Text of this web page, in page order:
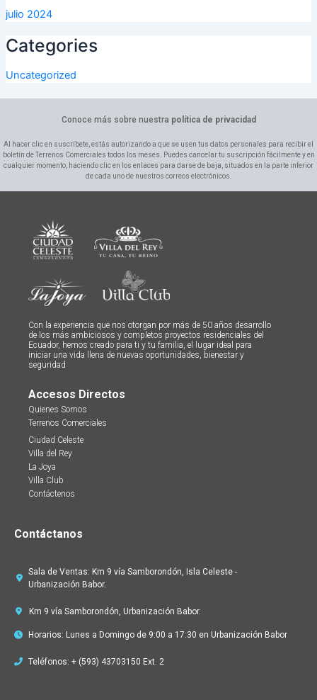
julio 2024
Categories
Uncategorized
Conoce más sobre nuestra política de privacidad
Al hacer clic en suscríbete, estás autorizando a que se usen tus datos personales para recibir el
boletín de Terrenos Comerciales todos los meses. Puedes cancelar tu suscripción fácilmente y en
cualquier momento, haciendo clic en los enlaces para darse de baja, situados en la parte inferior
de cada uno de nuestros correos electrónicos.
Con la experiencia que nos otorgan por más de 50 años desarrollo
de los más ambiciosos y completos proyectos residenciales del
Ecuador, hemos creado para ti y tu familia, el lugar ideal para
iniciar una vida llena de nuevas oportunidades, bienestar y
seguridad
Accesos Directos
Quienes Somos
Terrenos Comerciales
Ciudad Celeste
Villa del Rey
La Joya
Villa Club
Contáctenos
Contáctanos
Sala de Ventas: Km 9 vía Samborondón, Isla Celeste -
Urbanización Babor.
Km 9 vía Samborondón, Urbanización Babor.
Horarios: Lunes a Domingo de 9:00 a 17:30 en Urbanización Babor
Teléfonos: + (593) 43703150 Ext. 2